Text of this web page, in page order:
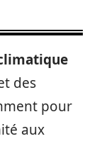
des
pour
aux